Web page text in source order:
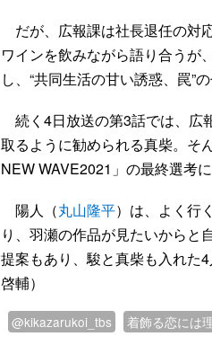
だが、広報課は社長退任の対
ワインを飲みながら語り合うが
し、“共同生活の甘い誘惑、罠”
続く4日放送の第3話では、広
取るように勧められる真柴。そ
NEW WAVE2021」の最終選考
陽人（丸山隆平）は、よく行
り、羽瀬の作品が見たいからと
提案もあり、駿と真柴も入れた
啓輔）
@kikazarukoi_tbs 着飾る恋には